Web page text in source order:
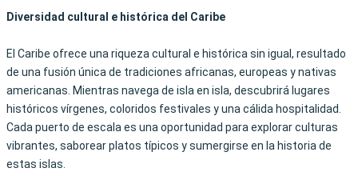
Diversidad cultural e histórica del Caribe
El Caribe ofrece una riqueza cultural e histórica sin igual, resultado
de una fusión única de tradiciones africanas, europeas y nativas
americanas. Mientras navega de isla en isla, descubrirá lugares
históricos vírgenes, coloridos festivales y una cálida hospitalidad.
Cada puerto de escala es una oportunidad para explorar culturas
vibrantes, saborear platos típicos y sumergirse en la historia de
estas islas.